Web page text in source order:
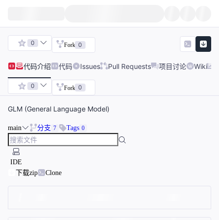
0 Fork 0
代码介绍 代码 Issues Pull Requests 项目讨论 Wiki
0 Fork 0
GLM (General Language Model)
main 分支 7 Tags 0
IDE
下载zip
Clone